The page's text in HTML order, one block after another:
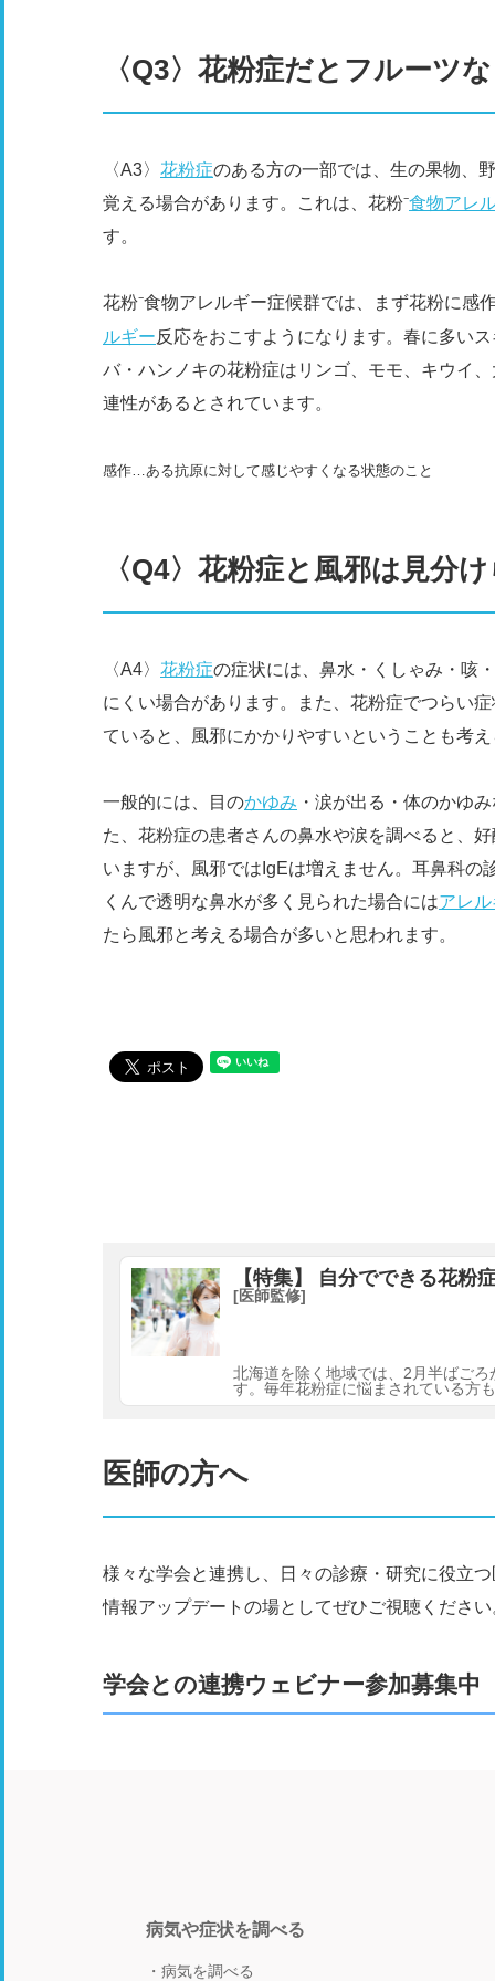
〈Q3〉花粉症だとフルーツ
〈A3〉 花粉症のある方の一部では、生の果物、
覚える場合があります。これは、花粉⁻食物アレ
す。
花粉⁻食物アレルギー症候群では、まず花粉に感
ルギー反応をおこすようになります。春に多い
バ・ハンノキの花粉症はリンゴ、モモ、キウイ
連性があるとされています。
感作…ある抗原に対して感じやすくなる状態のこと
〈Q4〉花粉症と風邪は見分
〈A4〉 花粉症の症状には、鼻水・くしゃみ・咳
にくい場合があります。また、花粉症でつらい
ていると、風邪にかかりやすいということも考
一般的には、目のかゆみ ・涙が出る・体のかゆ
た、花粉症の患者さんの鼻水や涙を調べると、
いますが、風邪ではIgEは増えません。耳鼻科
くんで透明な鼻水が多く見られた場合にはアレ
たら風邪と考える場合が多いと思われます。
【特集】 自分でできる花粉
[医師監修]
北海道を除く地域では、2月半ばご
す。毎年花粉症に悩まされている方
医師の方へ
様々な学会と連携し、日々の診療・研究に役立
情報アップデートの場としてぜひご視聴ください
学会との連携ウェビナー参加募集中
病気や症状を調べる
病気を調べる